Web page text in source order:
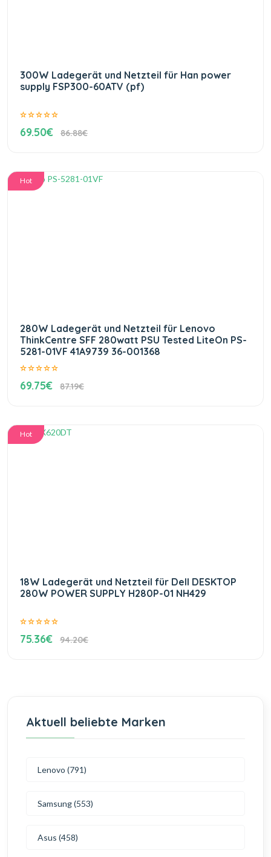
300W Ladegerät und Netzteil für Han power
supply FSP300-60ATV (pf)
69.50€ 86.88€
Hot
280W Ladegerät und Netzteil für Lenovo
ThinkCentre SFF 280watt PSU Tested LiteOn PS-
5281-01VF 41A9739 36-001368
69.75€ 87.19€
Hot
18W Ladegerät und Netzteil für Dell DESKTOP
280W POWER SUPPLY H280P-01 NH429
75.36€ 94.20€
Aktuell beliebte Marken
Lenovo (791)
Samsung (553)
Asus (458)